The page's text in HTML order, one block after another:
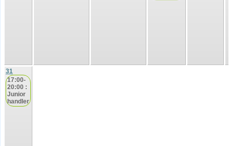
31
17:00-
20:00 :
Junior
handler